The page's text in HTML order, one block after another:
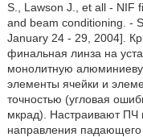
S., Lawson J., et all - NIF
and beam conditioning. -
January 24 - 29, 2004].
финальная линза на
монолитную
элементы ячейки и
точностью (угловая
мкрад). Настраивают ПЧ
направления